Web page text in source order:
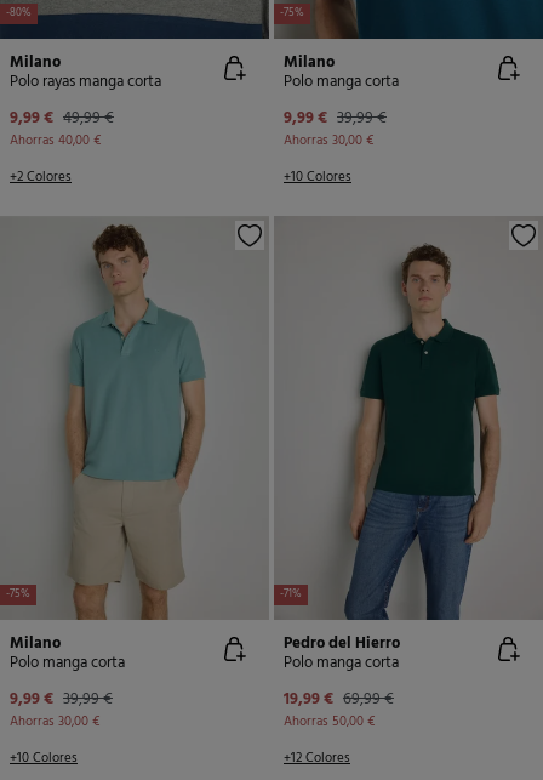
-80%
Milano
Polo rayas manga corta
9,99 € 49,99 €
Ahorras 40,00 €
+2 Colores
-75%
Milano
Polo manga corta
9,99 € 39,99 €
Ahorras 30,00 €
+10 Colores
-75%
Milano
Polo manga corta
9,99 € 39,99 €
Ahorras 30,00 €
+10 Colores
-71%
Pedro del Hierro
Polo manga corta
19,99 € 69,99 €
Ahorras 50,00 €
+12 Colores